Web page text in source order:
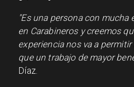
"Es una persona con mucha
en Carabineros y creemos
experiencia nos va a
que un trabajo de mayor
Díaz.